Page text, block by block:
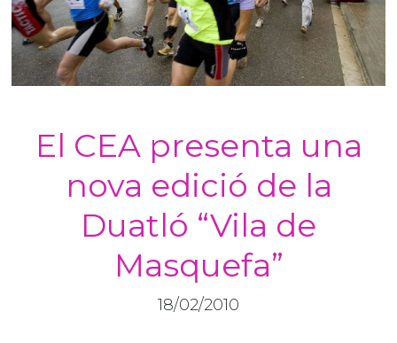
El CEA presenta una
nova edició de la
Duatló “Vila de
Masquefa”
18/02/2010